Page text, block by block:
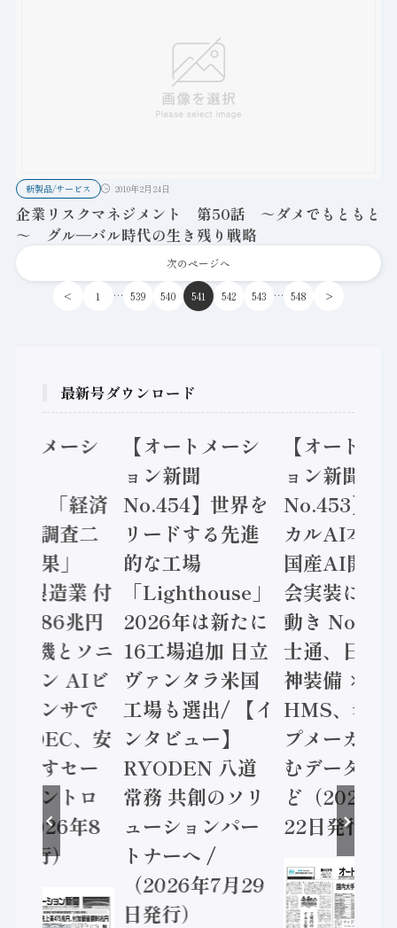
新製品/サービス 2010年2月24日
企業リスクマネジメント 第50話 ～ダメでもともと
～ グル―バル時代の生き残り戦略
次のページへ
< 1 … 539 540 541 542 543 … 548 >
最新号ダウンロード
トメーシ
】「経済
態調査二
結果」
年製造業 付
額86兆円
電機とソニ
コン AIビ
センサで
/ IDEC、安
かすセー
コントロ
2026年8
発行）
【オートメーシ
ョン新聞
No.454】世界を
リードする先進
的な工場
「Lighthouse」
2026年は新たに
16工場追加 日立
ヴァンタラ米国
工場も選出/ 【イ
ンタビュー】
RYODEN 八道
常務 共創のソリ
ューションパー
トナーへ /
（2026年7月29
日発行）
【オートメ
ョン新聞
No.453】フ
カルAI本格
国産AI開発
会実装に活
動き
士通、日立
神装備 ×
HMS、老舗
プメーカー
むデータ活
ど（2026年
22日発行）